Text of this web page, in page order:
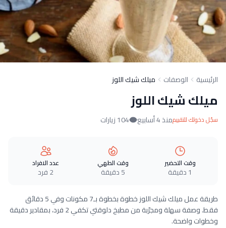
الرئيسية الوصفات ميلك شيك اللوز
ميلك شيك اللوز
سجّل دخولك للتقييممنذ 4 أسابيع 104 زيارات
وقت التحضير
1 دقيقة
وقت الطهي
5 دقيقة
عدد الافراد
2 فرد
طريقة عمل ميلك شيك اللوز خطوة بخطوة بـ7 مكونات وفي 5 دقائق
فقط. وصفة سهلة ومجرّبة من مطبخ دلوقتي تكفي 2 فرد، بمقادير دقيقة
وخطوات واضحة.